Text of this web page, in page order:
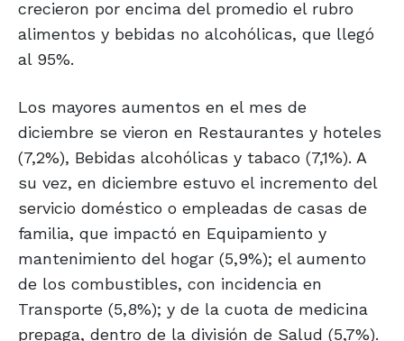
crecieron por encima del promedio el rubro
alimentos y bebidas no alcohólicas, que llegó
al 95%.
Los mayores aumentos en el mes de
diciembre se vieron en Restaurantes y hoteles
(7,2%), Bebidas alcohólicas y tabaco (7,1%). A
su vez, en diciembre estuvo el incremento del
servicio doméstico o empleadas de casas de
familia, que impactó en Equipamiento y
mantenimiento del hogar (5,9%); el aumento
de los combustibles, con incidencia en
Transporte (5,8%); y de la cuota de medicina
prepaga, dentro de la división de Salud (5,7%).